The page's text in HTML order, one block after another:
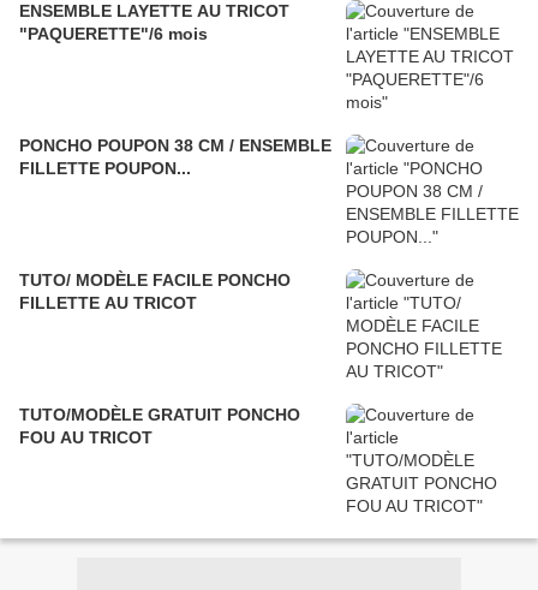
ENSEMBLE LAYETTE AU TRICOT
"PAQUERETTE"/6 mois
PONCHO POUPON 38 CM / ENSEMBLE
FILLETTE POUPON...
TUTO/ MODÈLE FACILE PONCHO
FILLETTE AU TRICOT
TUTO/MODÈLE GRATUIT PONCHO
FOU AU TRICOT